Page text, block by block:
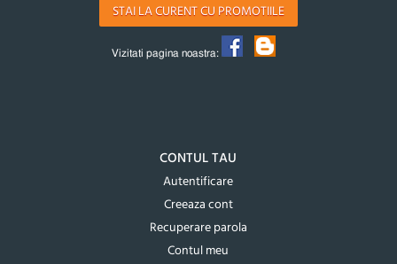
STAI LA CURENT CU PROMOTIILE
Vizitati pagina noastra:
CONTUL TAU
Autentificare
Creeaza cont
Recuperare parola
Contul meu